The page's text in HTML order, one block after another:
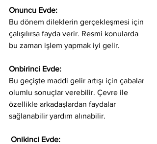
Onuncu Evde:
Bu dönem dileklerin gerçekleşmesi için
çalışılırsa fayda verir. Resmi konularda
bu zaman işlem yapmak iyi gelir.
Onbirinci Evde:
Bu geçişte maddi gelir artışı için çabalar
olumlu sonuçlar verebilir. Çevre ile
özellikle arkadaşlardan faydalar
sağlanabilir yardım alınabilir.
Onikinci Evde: